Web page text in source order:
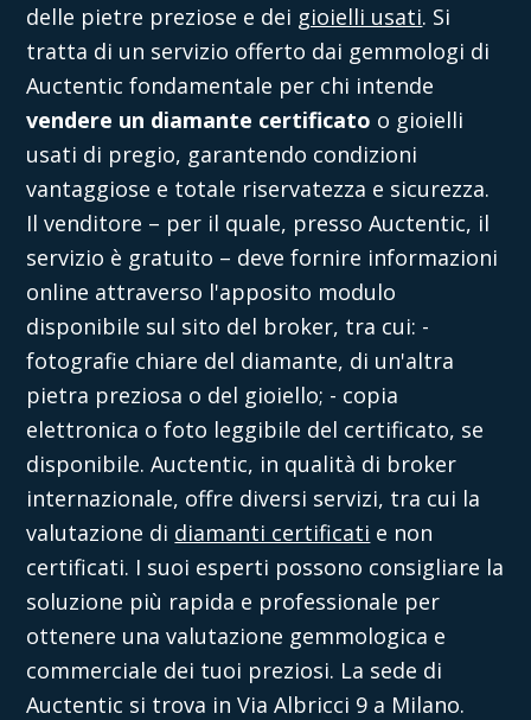
delle pietre preziose e dei gioielli usati. Si
tratta di un servizio offerto dai gemmologi di
Auctentic fondamentale per chi intende
vendere un diamante certificato o gioielli
usati di pregio, garantendo condizioni
vantaggiose e totale riservatezza e sicurezza.
Il venditore – per il quale, pressoAuctentic, il
servizio è gratuito – deve fornire informazioni
online attraverso l'apposito modulo
disponibile sul sito del broker, tra cui: -
fotografie chiare del diamante, di un'altra
pietra preziosa o del gioiello; - copia
elettronica o foto leggibile del certificato, se
disponibile. Auctentic, in qualità di broker
internazionale, offre diversi servizi, tra cui la
valutazione di diamanti certificati e non
certificati. I suoi esperti possono consigliare la
soluzione più rapida e professionale per
ottenere una valutazione gemmologica e
commerciale dei tuoi preziosi. La sede di
Auctentic si trova in Via Albricci 9 a Milano.